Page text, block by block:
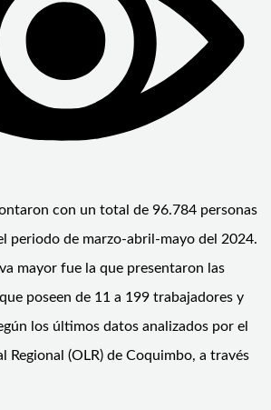
con un total de 96.784 personas
periodo de marzo-abril-mayo del 2024.
mayor fue la que presentaron las
poseen de 11 a 199 trabajadores y
los últimos datos analizados por el
Regional (OLR) de Coquimbo, a través